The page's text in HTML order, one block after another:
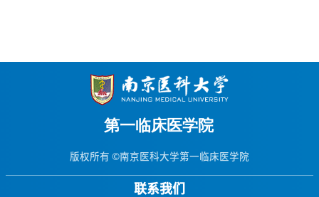
版权所有 ©南京医科大学第一临床医学院
联系我们